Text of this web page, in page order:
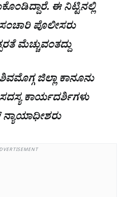
ಈ ನಿಟ್ಟಿನಲ್ಲಿ
ಪೊಲೀಸರು
ಮೆಚ್ಚುವಂತದ್ದು
ಜಿಲ್ಲಾ ಕಾನೂನು
ಕಾರ್ಯದರ್ಶಿಗಳು